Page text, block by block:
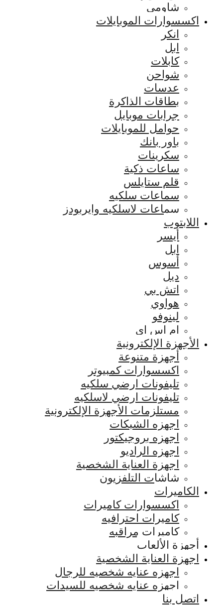
شاومي
اكسسوارات الموبايلات
انكر
ابل
كابلات
شواحن
عدسات
بطاقات الذاكرة
جرابات موبايل
حوامل للموبايلات
باور بانك
سكرينات
ساعات ذكية
قلم ستايلس
سماعات سلكيه
سماعات لاسلكيه وايربودز
اللابتوب
أيسر
ابل
أسوس
ديل
اتش بي
هواوي
لينوفو
ام اس اي
الأجهزة الإلكترونية
أجهزة متنوعة
اكسسوارات كمبيوتر
تليفونات ارضي سلكيه
تليفونات ارضي لاسلكيه
مستلزمات الأجهزة الإلكترونية
اجهزه الشبكات
اجهزه بروجيكتور
اجهزه الراديو
اجهزة العناية الشخصية
شاشات التلفزيون
الكاميرات
اكسسوارات كاميرات
كاميرات احترافيه
كاميرات مراقبه
أجهزة الألعاب
اجهزة العناية الشخصية
اجهزه عنايه شخصيه للرجال
اجهزه عنايه شخصيه للسيدات
اتصل بنا